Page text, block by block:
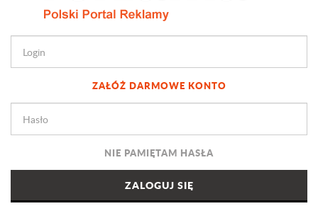
ZAŁÓŻ DARMOWE KONTO
NIE PAMIĘTAM HASŁA